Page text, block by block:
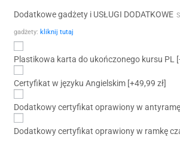
Dodatkowe gadżety i USŁUGI DODATKOWE
gadżety: kliknij tutaj
Plastikowa karta do ukończonego kursu PL
Certyfikat w języku Angielskim [+49,99 zł]
Dodatkowy certyfikat oprawiony w
Dodatkowy certyfikat oprawiony w ramkę